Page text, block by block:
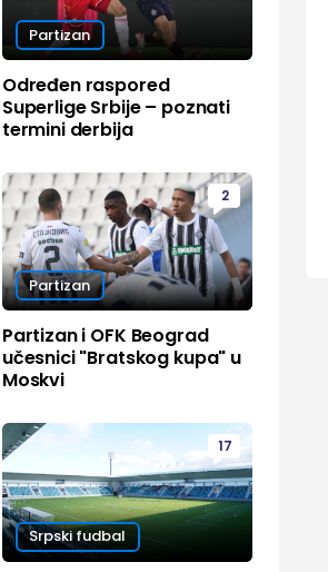
Partizan
Određen raspored
Superlige Srbije – poznati
termini derbija
2
Partizan
Partizan i OFK Beograd
učesnici "Bratskog kupa" u
Moskvi
17
Srpski fudbal